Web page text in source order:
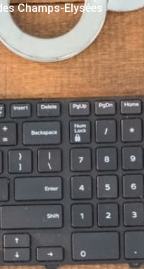
Champs-Elysées